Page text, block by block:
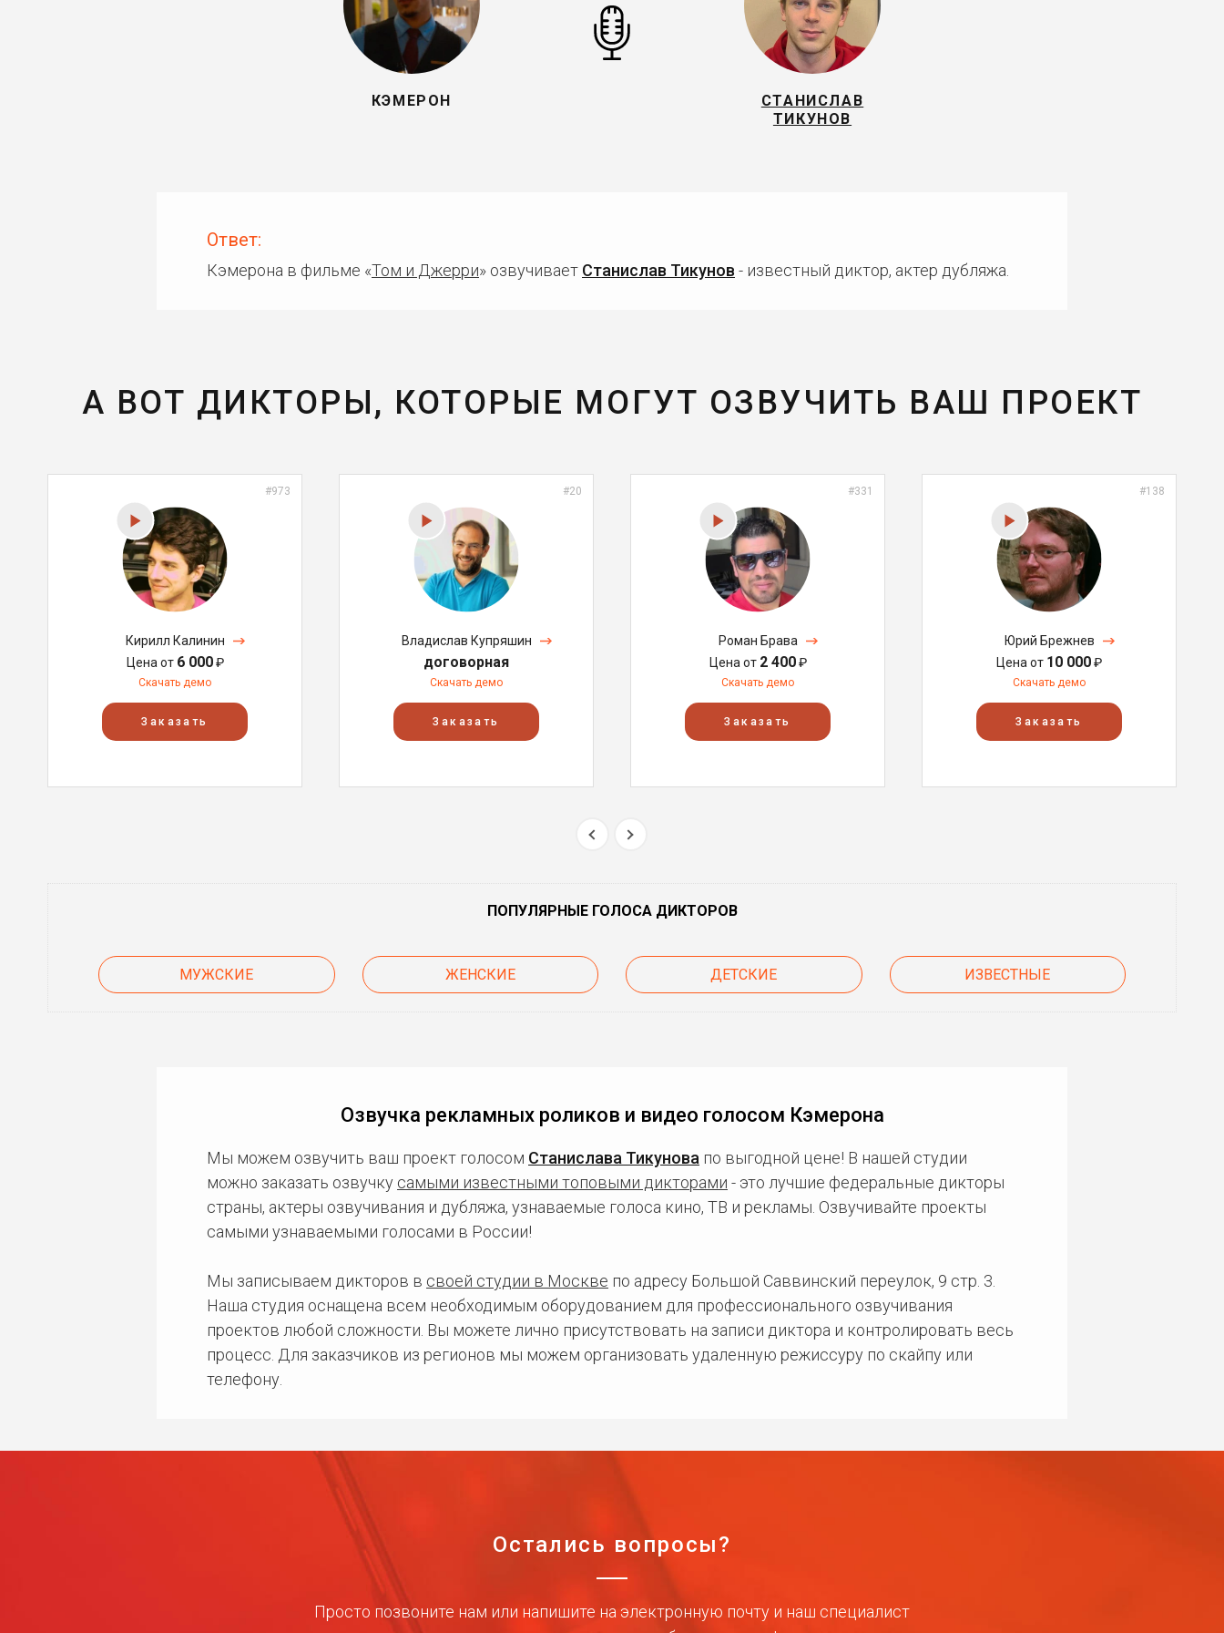
КЭМЕРОН
СТАНИСЛАВ
ТИКУНОВ
Ответ:
Кэмерона в фильме «Том и Джерри» озвучивает Станислав Тикунов - известный диктор, актер дубляжа.
А ВОТ ДИКТОРЫ, КОТОРЫЕ МОГУТ ОЗВУЧИТЬ ВАШ ПРОЕКТ
#973
Кирилл Калинин
Цена от 6 000₽
Скачать демо
Заказать
#20
Владислав Купряшин
договорная
Скачать демо
Заказать
#331
Роман Брава
Цена от 2 400₽
Скачать демо
Заказать
#138
Юрий Брежнев
Цена от 10 000₽
Скачать демо
Заказать
ПОПУЛЯРНЫЕ ГОЛОСА ДИКТОРОВ
МУЖСКИЕ ЖЕНСКИЕ ДЕТСКИЕ ИЗВЕСТНЫЕ
Озвучка рекламных роликов и видео голосом Кэмерона
Мы можем озвучить ваш проект голосом Станислава Тикунова по выгодной цене! В нашей студии
можно заказать озвучку самыми известными топовыми дикторами - это лучшие федеральные дикторы
страны, актеры озвучивания и дубляжа, узнаваемые голоса кино, ТВ и рекламы. Озвучивайте проекты
самыми узнаваемыми голосами в России!
Мы записываем дикторов в своей студии в Москве по адресу Большой Саввинский переулок, 9 стр. 3.
Наша студия оснащена всем необходимым оборудованием для профессионального озвучивания
проектов любой сложности. Вы можете лично присутствовать на записи диктора и контролировать весь
процесс. Для заказчиков из регионов мы можем организовать удаленную режиссуру по скайпу или
телефону.
Остались вопросы?
Просто позвоните нам или напишите на электронную почту и наш специалист